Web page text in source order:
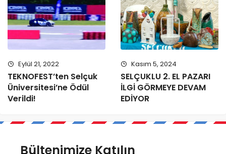
Eylül 21, 2022
TEKNOFEST’ten Selçuk
Üniversitesi’ne Ödül
Verildi!
Kasım 5, 2024
SELÇUKLU 2. EL PAZARI
İLGİ GÖRMEYE DEVAM
EDİYOR
Bültenimize Katılın